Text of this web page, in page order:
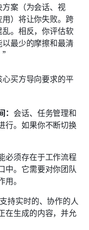
方案（为会话、视
）将让你失败。跨
。相反，你评估软
最少的摩擦和最清
买方导向要求的平
会话、任务管理和
行。如果你不断切换
必须存在于工作流程
中。它需要对你团队
。
持实时的、协作的人
在生成的内容，并允